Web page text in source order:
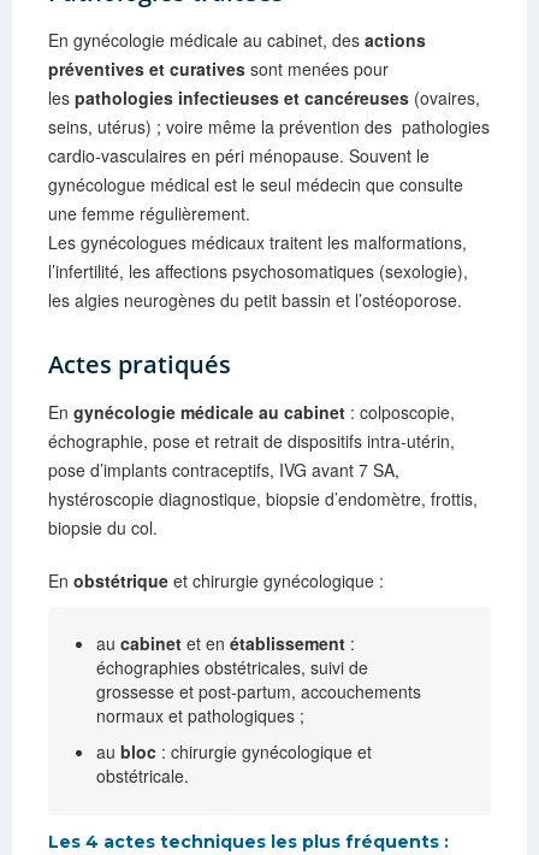
En gynécologie médicale au cabinet, des actions
préventives et curatives sont menées pour
les pathologies infectieuses et cancéreuses (ovaires,
seins, utérus) ; voire même la prévention des pathologies
cardio-vasculaires en péri ménopause. Souvent le
gynécologue médical est le seul médecin que consulte
une femme régulièrement.
Les gynécologues médicaux traitent les malformations,
l’infertilité, les affections psychosomatiques (sexologie),
les algies neurogènes du petit bassin et l’ostéoporose.
Actes pratiqués
En gynécologie médicale au cabinet : colposcopie,
échographie, pose et retrait de dispositifs intra-utérin,
pose d’implants contraceptifs, IVG avant 7 SA,
hystéroscopie diagnostique, biopsie d’endomètre, frottis,
biopsie du col.
En obstétrique et chirurgie gynécologique :
au cabinet et en établissement :
échographies obstétricales, suivi de
grossesse et post-partum, accouchements
normaux et pathologiques ;
au bloc : chirurgie gynécologique et
obstétricale.
Les 4 actes techniques les plus fréquents :